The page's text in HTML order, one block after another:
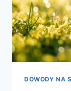
DOWODY NA